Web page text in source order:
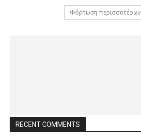
Φόρτωση περισσοτέρων
RECENT COMMENTS